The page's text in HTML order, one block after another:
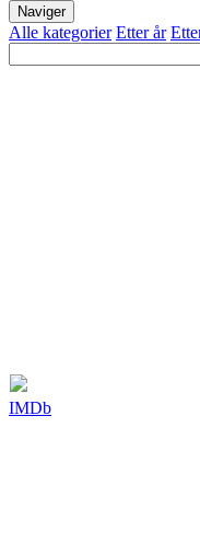
Naviger
Alle kategorier Etter år
IMDb